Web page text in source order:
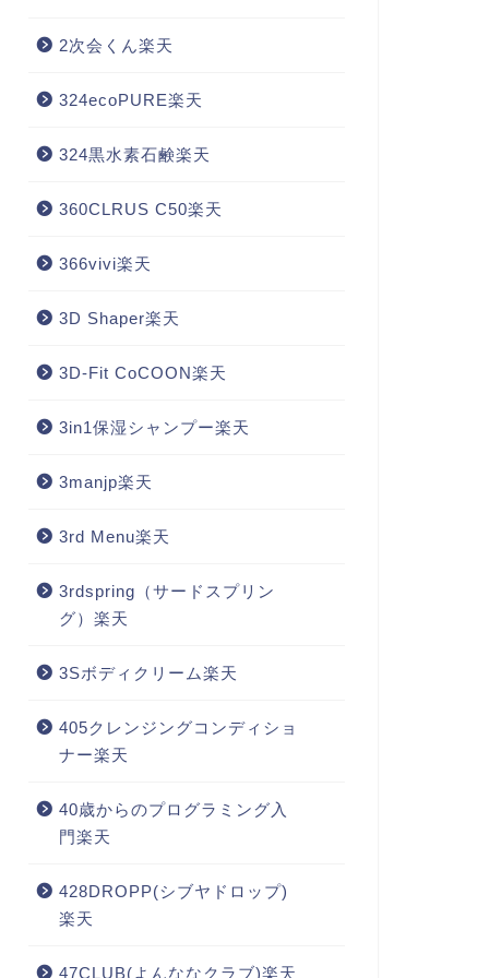
2次会くん楽天
324ecoPURE楽天
324黒水素石鹸楽天
360CLRUS C50楽天
366vivi楽天
3D Shaper楽天
3D-Fit CoCOON楽天
3in1保湿シャンプー楽天
3manjp楽天
3rd Menu楽天
3rdspring（サードスプリン
グ）楽天
3Sボディクリーム楽天
405クレンジングコンディショ
ナー楽天
40歳からのプログラミング入
門楽天
428DROPP(シブヤドロップ)
楽天
47CLUB(よんななクラブ)楽天